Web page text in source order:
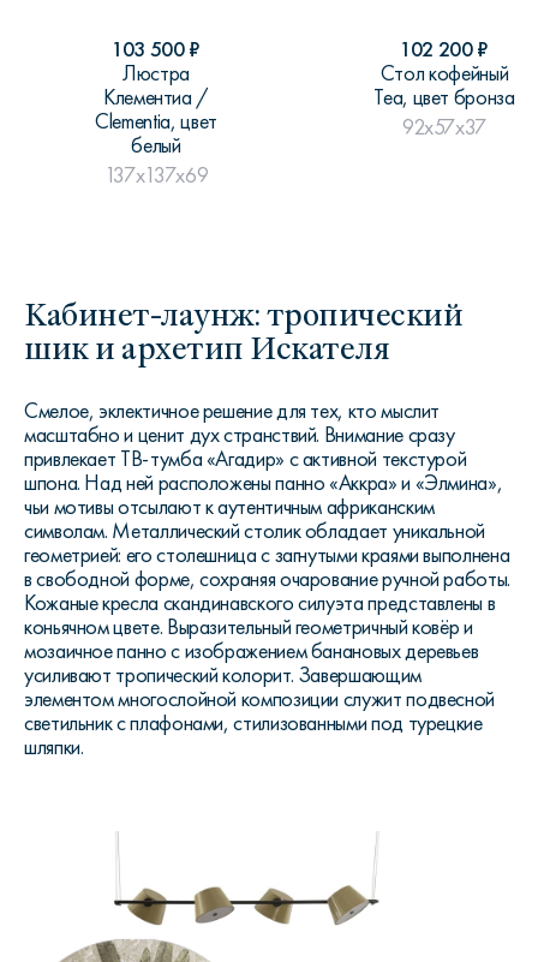
103 500₽
Люстра
Клементиа /
Clementia, цвет
белый
137x137x69
102 200₽
Стол кофейный
Теа, цвет бронза
92x57x37
Кабинет-лаунж: тропический
шик и архетип Искателя
Смелое, эклектичное решение для тех, кто мыслит
масштабно и ценит дух странствий. Внимание сразу
привлекает ТВ-тумба «Агадир» с активной текстурой
шпона. Над ней расположены панно «Аккра» и «Элмина»,
чьи мотивы отсылают к аутентичным африканским
символам. Металлический столик обладает уникальной
геометрией: его столешница с загнутыми краями выполнена
в свободной форме, сохраняя очарование ручной работы.
Кожаные кресла скандинавского силуэта представлены в
коньячном цвете. Выразительный геометричный ковёр и
мозаичное панно с изображением банановых деревьев
усиливают тропический колорит. Завершающим
элементом многослойной композиции служит подвесной
светильник с плафонами, стилизованными под турецкие
шляпки.